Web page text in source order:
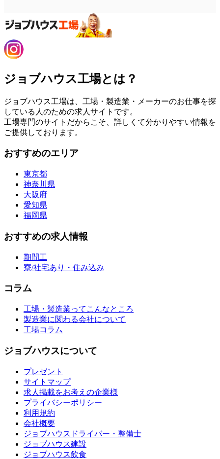
ジョブハウス工場とは？
ジョブハウス工場は、工場・製造業・メーカーのお仕事を探
している人のための求人サイトです。
工場専門のサイトだからこそ、詳しくて分かりやすい情報を
ご提供しております。
おすすめのエリア
東京都
神奈川県
大阪府
愛知県
福岡県
おすすめの求人情報
期間工
寮/社宅あり・住み込み
コラム
工場・製造業ってこんなところ
製造業に関わる会社について
工場コラム
ジョブハウスについて
プレゼント
サイトマップ
求人掲載をお考えの企業様
プライバシーポリシー
利用規約
会社概要
ジョブハウスドライバー・整備士
ジョブハウス建設
ジョブハウス飲食